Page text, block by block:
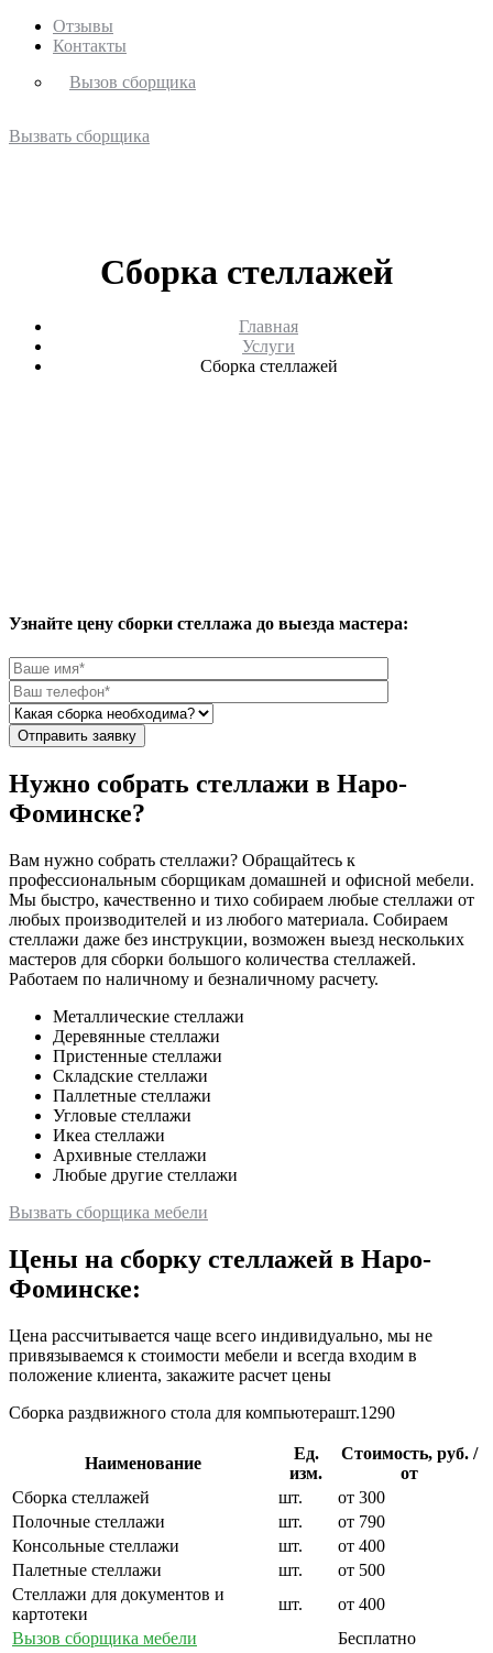
Отзывы
Контакты
Вызов сборщика
Вызвать сборщика
Сборка стеллажей
Главная
Услуги
Сборка стеллажей
Узнайте цену сборки стеллажа до выезда мастера:
Отправить заявку
Нужно собрать стеллажи в Наро-
Фоминске?
Вам нужно собрать стеллажи? Обращайтесь к
профессиональным сборщикам домашней и офисной мебели.
Мы быстро, качественно и тихо собираем любые стеллажи от
любых производителей и из любого материала. Собираем
стеллажи даже без инструкции, возможен выезд нескольких
мастеров для сборки большого количества стеллажей.
Работаем по наличному и безналичному расчету.
Металлические стеллажи
Деревянные стеллажи
Пристенные стеллажи
Складские стеллажи
Паллетные стеллажи
Угловые стеллажи
Икеа стеллажи
Архивные стеллажи
Любые другие стеллажи
Вызвать сборщика мебели
Цены на сборку стеллажей в Наро-
Фоминске:
Цена рассчитывается чаще всего индивидуально, мы не
привязываемся к стоимости мебели и всегда входим в
положение клиента, закажите расчет цены
Сборка раздвижного стола для компьютерашт.1290
Наименование
Ед.
изм.
Стоимость, руб. /
от
Сборка стеллажей
шт.
от 300
Полочные стеллажи
шт.
от 790
Консольные стеллажи
шт.
от 400
Палетные стеллажи
шт.
от 500
Стеллажи для документов и
картотеки
шт.
от 400
Вызов сборщика мебели
Бесплатно